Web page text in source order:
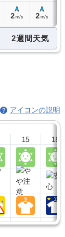
2 m/s 2 m/s
2週間天気
アイコンの説明
15 18